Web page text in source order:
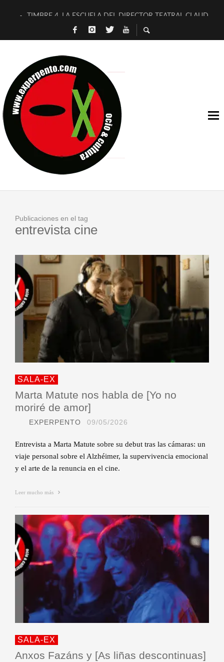
TIMBRE 4, LA ESCUELA DEL DIRECTOR TEATRAL CLAUDIO
30 AÑOS (NO ES NADA) DE LA KATARSIS DEL TOMATAZO
D’BALDOMEROS REINVENTAN [BITÁCORA 3.0] EN EXVITA
MARSHALL FLASH PRESENTA EN EXVITA [RELATIVA
JOFRE BARDAGÍ EN EXVITA INTERPRETANDO A SERRAT
YORCH PRESENTA [CURSO DE ARMONÍA PERSECUTORIA]
MAGALÍ SARE NOS EXPLICA [DESCASADA]
«NO TENGO PUTOS SUEÑOS»
Publicaciones en el tag
entrevista cine
SALA-EX
Marta Matute nos habla de [Yo no
moriré de amor]
EXPERPENTO 09/05/2026
Entrevista a Marta Matute sobre su debut tras las cámaras: un
viaje personal sobre el Alzhéimer, la supervivencia emocional
y el arte de la renuncia en el cine.
Leer mucho más
SALA-EX
Anxos Fazáns y [As liñas descontinuas]